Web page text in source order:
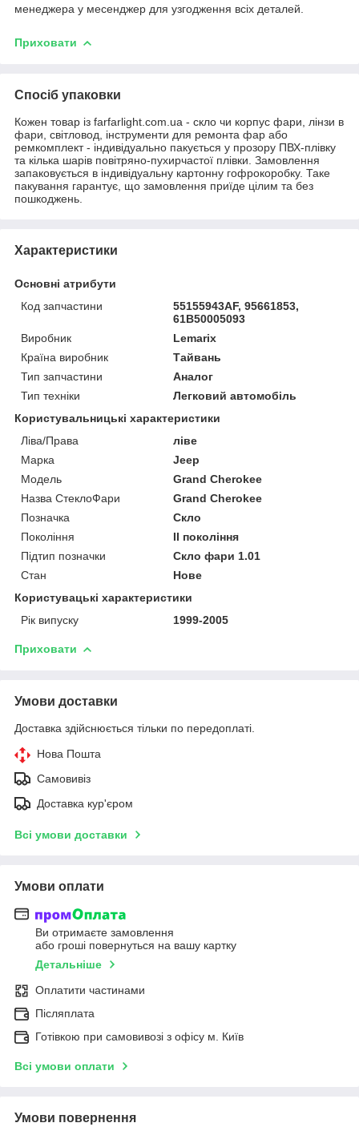
менеджера у месенджер для узгодження всіх деталей.
Приховати
Спосіб упаковки
Кожен товар із farfarlight.com.ua - скло чи корпус фари, лінзи в
фари, світловод, інструменти для ремонта фар або
ремкомплект - індивідуально пакується у прозору ПВХ-плівку
та кілька шарів повітряно-пухирчастої плівки. Замовлення
запаковується в індивідуальну картонну гофрокоробку. Таке
пакування гарантує, що замовлення приїде цілим та без
пошкоджень.
Характеристики
Основні атрибути
Код запчастини
55155943AF, 95661853,
61B50005093
Виробник
Lemarix
Країна виробник
Тайвань
Тип запчастини
Аналог
Тип техніки
Легковий автомобіль
Користувальницькі характеристики
Ліва/Права
ліве
Марка
Jeep
Мoдель
Grand Cherokee
Назва СтеклоФари
Grand Cherokee
Позначка
Скло
Покоління
II покоління
Підтип позначки
Скло фари 1.01
Стан
Нове
Користувацькi характеристики
Рік випуску
1999-2005
Приховати
Умови доставки
Доставка здійснюється тільки по передоплаті.
Нова Пошта
Самовивіз
Доставка кур'єром
Всі умови доставки
Умови оплати
Ви отримаєте замовлення
або гроші повернуться на вашу картку
Детальніше
Оплатити частинами
Післяплата
Готівкою при самовивозі з офісу м. Київ
Всі умови оплати
Умови повернення